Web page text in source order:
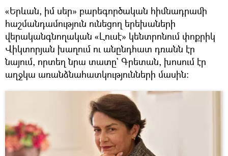
«Երևան, իմ սեր» բարեգործական հիմնադրամի
հաշմանդամություն ունեցող երեխաների
վերականգնողական «Լուսէ» կենտրոնում փոքրիկ
Վիկտորյան խաղում ու անընդհատ դռանն էր
նայում, որտեղ նրա տատը` Գրետան, խոսում էր
աղջկա առանձնահատկությունների մասին։